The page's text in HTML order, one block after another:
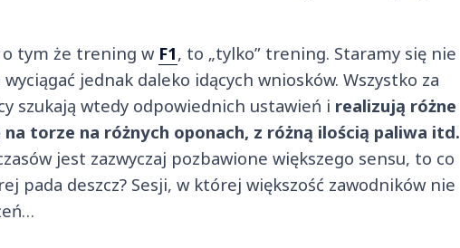
tym że trening w F1, to „tylko” trening. Staramy się nie
jednak daleko idących wniosków. Wszystko za
szukają wtedy odpowiednich ustawień i realizują różne
torze na różnych oponach, z różną ilością paliwa itd.
jest zazwyczaj pozbawione większego sensu, to co
pada deszcz? Sesji, w której większość zawodników nie